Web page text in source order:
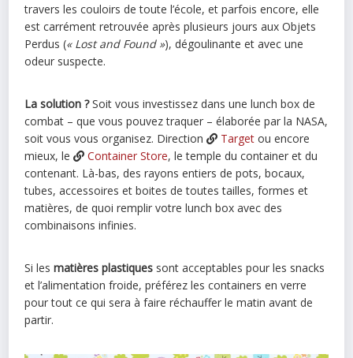
travers les couloirs de toute l’école, et parfois encore, elle
est carrément retrouvée après plusieurs jours aux Objets
Perdus (« Lost and Found »), dégoulinante et avec une
odeur suspecte.
La solution ?Soit vous investissez dans une lunch box de
combat – que vous pouvez traquer – élaborée par la NASA,
soit vous vous organisez. Direction
Target ou encore
mieux, le
Container Store, le temple du container et du
contenant. Là-bas, des rayons entiers de pots, bocaux,
tubes, accessoires et boites de toutes tailles, formes et
matières, de quoi remplir votre lunch box avec des
combinaisons infinies.
Si lesmatières plastiques sont acceptables pour les snacks
et l’alimentation froide, préférez les containers en verre
pour tout ce qui sera à faire réchauffer le matin avant de
partir.